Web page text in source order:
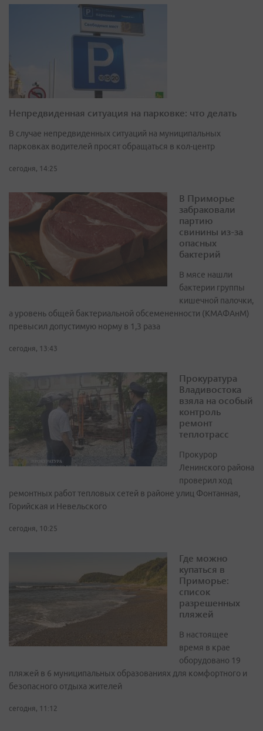
Непредвиденная ситуация на парковке: что делать
В случае непредвиденных ситуаций на муниципальных
парковках водителей просят обращаться в кол-центр
сегодня, 14:25
В Приморье
забраковали
партию
свинины из-за
опасных
бактерий
В мясе нашли
бактерии группы
кишечной палочки,
а уровень общей бактериальной обсемененности (КМАФАнМ)
превысил допустимую норму в 1,3 раза
сегодня, 13:43
Прокуратура
Владивостока
взяла на особый
контроль
ремонт
теплотрасс
Прокурор
Ленинского района
проверил ход
ремонтных работ тепловых сетей в районе улиц Фонтанная,
Горийская и Невельского
сегодня, 10:25
Где можно
купаться в
Приморье:
список
разрешенных
пляжей
В настоящее
время в крае
оборудовано 19
пляжей в 6 муниципальных образованиях для комфортного и
безопасного отдыха жителей
сегодня, 11:12